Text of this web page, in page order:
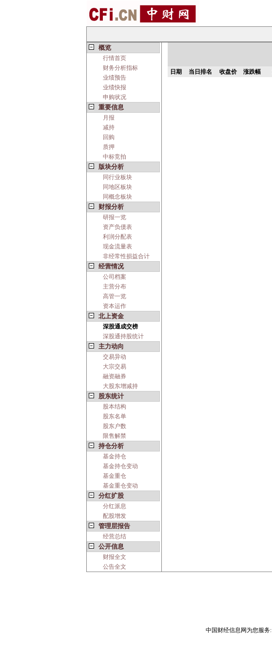
概览
行情首页
财务分析指标
业绩预告
业绩快报
申购状况
重要信息
月报
减持
回购
质押
中标竞拍
版块分析
同行业板块
同地区板块
同概念板块
财报分析
研报一览
资产负债表
利润分配表
现金流量表
非经常性损益合计
经营情况
公司档案
主营分布
高管一览
资本运作
北上资金
深股通成交榜
深股通持股统计
主力动向
交易异动
大宗交易
融资融券
大股东增减持
股东统计
股本结构
股东名单
股东户数
限售解禁
持仓分析
基金持仓
基金持仓变动
基金重仓
基金重仓变动
分红扩股
分红派息
配股增发
管理层报告
经营总结
公开信息
财报全文
公告全文
日期 当日排名 收盘价 涨跌幅
中国财经信息网为您服务: